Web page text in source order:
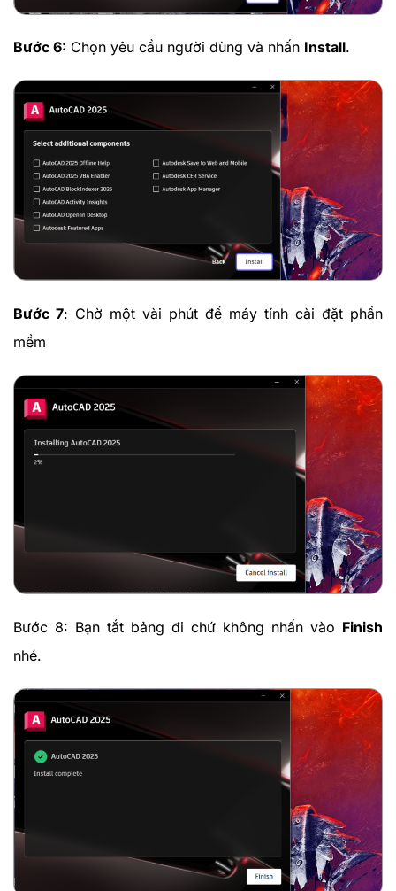
Bước 6: Chọn yêu cầu người dùng và nhấn Install.
Bước 7: Chờ một vài phút để máy tính cài đặt phần
mềm
Bước 8: Bạn tắt bảng đi chứ không nhấn vào Finish
nhé.